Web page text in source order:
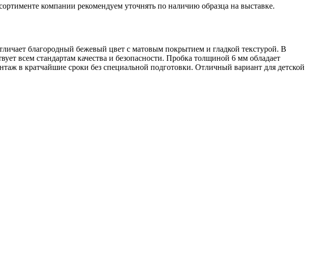
компании рекомендуем уточнять по наличию образца на выставке.
благородный бежевый цвет с матовым покрытием и гладкой текстурой. В
всем стандартам качества и безопасности. Пробка толщиной 6 мм обладает
в кратчайшие сроки без специальной подготовки. Отличный вариант для детской